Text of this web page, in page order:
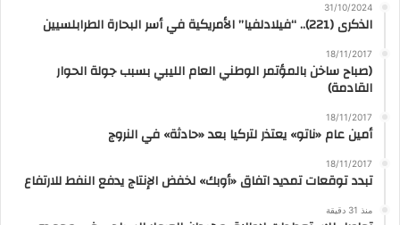
31/10/2024
الذكرى (221).. “فيلادلفيا” الأمريكية في أسر البحارة الطرابلسيين
18/11/2017
(صباح ساخن بالمؤتمر الوطني العام الليبي بسبب جولة الحوار
القادمة)
18/11/2017
أمين عام «ناتو» يعتذر لتركيا بعد «حادثة» في النروج
18/11/2017
تبدد توقعات تمديد اتفاق «أوبك» لخفض الإنتاج يدفع النفط للارتفاع
منذ 31 دقيقة